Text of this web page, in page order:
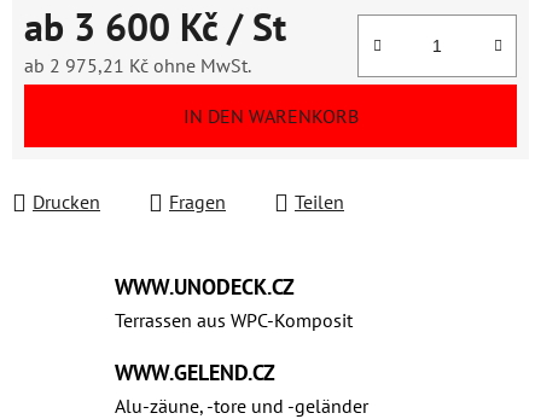
ab 3 600 Kč/ St
ab 2 975,21 Kč ohne MwSt.
IN DEN WARENKORB
Drucken Fragen Teilen
WWW.UNODECK.CZ
Terrassen aus WPC‑Komposit
WWW.GELEND.CZ
Alu-zäune, -tore und -geländer